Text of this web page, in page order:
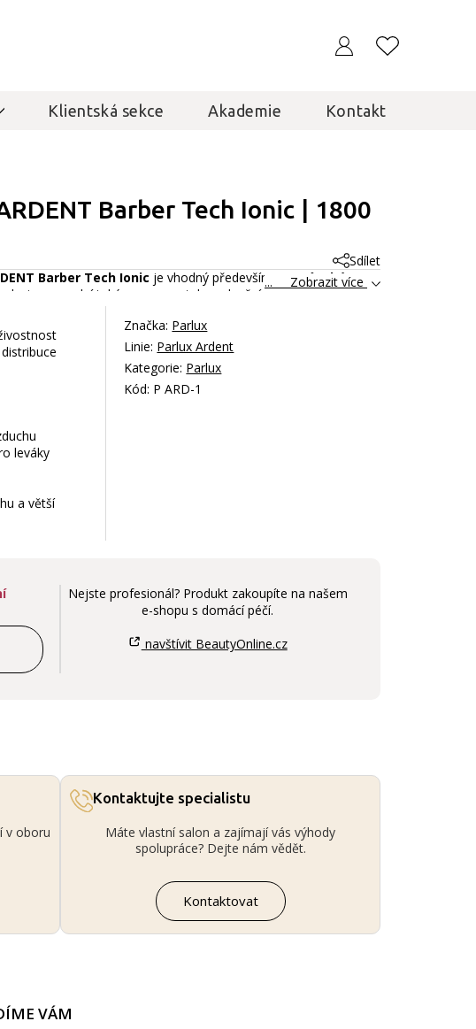
Klientská sekce Akademie Kontakt
Barber Tech Ionic | 1800
Sdílet
Barber Tech Ionic je vhodný především propánské
designem oslní také provozovatele, v dnešní době moderních,
. Odpovídá požadavkům těch nejnáročnějších
... Zobrazit více
leváky
a větší
Značka: Parlux
Linie: Parlux Ardent
Kategorie: Parlux
Kód: P ARD-1
Nejste profesionál? Produkt zakoupíte na našem
e-shopu s domácí péčí.
navštívit BeautyOnline.cz
v oboru
Kontaktujte specialistu
Máte vlastní salon a zajímají vás výhody
spolupráce? Dejte nám vědět.
Kontaktovat
VÁM